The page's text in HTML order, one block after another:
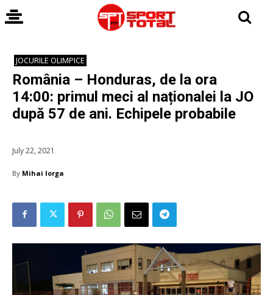
JOCURILE OLIMPICE
România – Honduras, de la ora
14:00: primul meci al naționalei la JO
după 57 de ani. Echipele probabile
July 22, 2021
By Mihai Iorga